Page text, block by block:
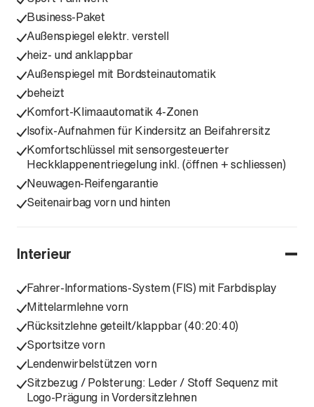
Business-Paket
Außenspiegel elektr. verstell
heiz- und anklappbar
Außenspiegel mit Bordsteinautomatik
beheizt
Komfort-Klimaautomatik 4-Zonen
Isofix-Aufnahmen für Kindersitz an Beifahrersitz
Komfortschlüssel mit sensorgesteuerter
Heckklappenentriegelung inkl. (öffnen + schliessen)
Neuwagen-Reifengarantie
Seitenairbag vorn und hinten
Interieur
Fahrer-Informations-System (FIS) mit Farbdisplay
Mittelarmlehne vorn
Rücksitzlehne geteilt/klappbar (40:20:40)
Sportsitze vorn
Lendenwirbelstützen vorn
Sitzbezug / Polsterung: Leder / Stoff Sequenz mit
Logo-Prägung in Vordersitzlehnen